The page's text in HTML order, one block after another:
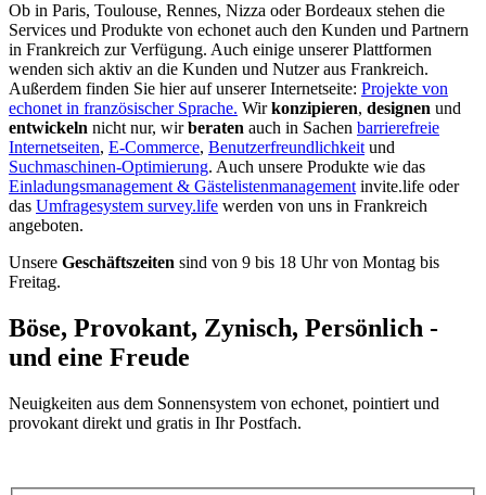
Ob in Paris, Toulouse, Rennes, Nizza oder Bordeaux stehen die
Services und Produkte von echonet auch den Kunden und Partnern
in Frankreich zur Verfügung. Auch einige unserer Plattformen
wenden sich aktiv an die Kunden und Nutzer aus Frankreich.
Außerdem finden Sie hier auf unserer Internetseite: Projekte von
echonet in französischer Sprache. Wirkonzipieren, designen und
entwickeln nicht nur, wirberaten auch in Sachen barrierefreie
Internetseiten, E-Commerce, Benutzerfreundlichkeit und
Suchmaschinen-Optimierung. Auch unsere Produkte wie das
Einladungsmanagement & Gästelistenmanagement invite.life oder
das Umfragesystem survey.life werden von uns in Frankreich
angeboten.
Unsere Geschäftszeiten sind von 9 bis 18 Uhr von Montag bis
Freitag.
Böse, Provokant, Zynisch, Persönlich -
und eine Freude
Neuigkeiten aus dem Sonnensystem von echonet, pointiert und
provokant direkt und gratis in Ihr Postfach.